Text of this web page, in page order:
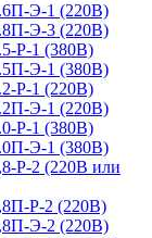
Э-1 (220В)
Э-3 (220В)
Р-1 (380В)
Э-1 (380В)
Р-1 (220В)
Э-1 (220В)
Р-1 (380В)
Э-1 (380В)
Р-2 (220В или
Р-2 (220В)
Э-2 (220В)